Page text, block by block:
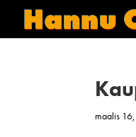
maalis